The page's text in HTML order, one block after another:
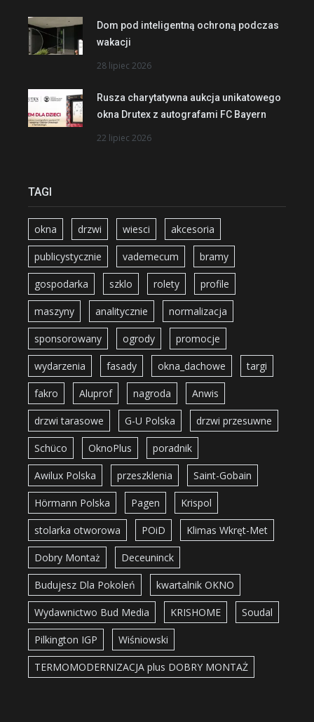
Dom pod inteligentną ochroną podczas
wakacji
28 lipiec 2026
Rusza charytatywna aukcja unikatowego
okna Drutex z autografami FC Bayern
22 lipiec 2026
TAGI
okna drzwi wiesci akcesoria
publicystycznie vademecum bramy
gospodarka szklo rolety profile
maszyny analitycznie normalizacja
sponsorowany ogrody promocje
wydarzenia fasady okna_dachowe targi
fakro Aluprof nagroda Anwis
drzwi tarasowe G-U Polska drzwi przesuwne
Schüco OknoPlus poradnik
Awilux Polska przeszklenia Saint-Gobain
Hörmann Polska Pagen Krispol
stolarka otworowa POiD Klimas Wkręt-Met
Dobry Montaż Deceuninck
Budujesz Dla Pokoleń kwartalnik OKNO
Wydawnictwo Bud Media KRISHOME Soudal
Pilkington IGP Wiśniowski
TERMOMODERNIZACJA plus DOBRY MONTAŻ